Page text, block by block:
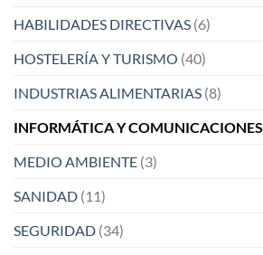
HABILIDADES DIRECTIVAS (6)
HOSTELERÍA Y TURISMO (40)
INDUSTRIAS ALIMENTARIAS (8)
INFORMÁTICA Y COMUNICACIONES
MEDIO AMBIENTE (3)
SANIDAD (11)
SEGURIDAD (34)